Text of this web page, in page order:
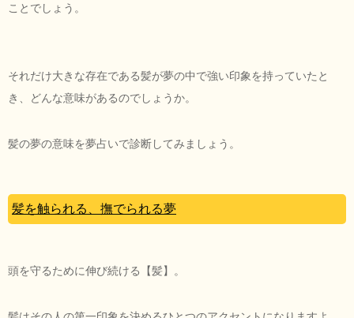
ことでしょう。
それだけ大きな存在である髪が夢の中で強い印象を持っていたと
き、どんな意味があるのでしょうか。
髪の夢の意味を夢占いで診断してみましょう。
髪を触られる、撫でられる夢
頭を守るために伸び続ける【髪】。